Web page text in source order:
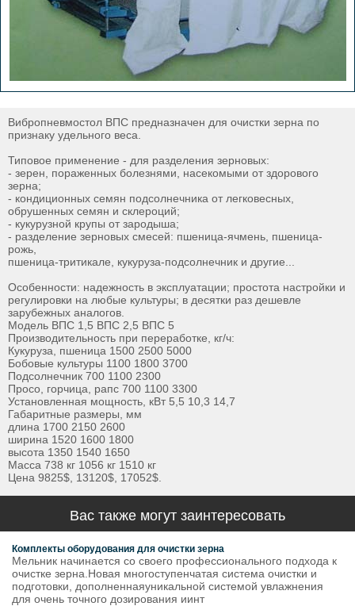
Вибропневмостол ВПС предназначен для очистки зерна по
признаку удельного веса.
Типовое применение - для разделения зерновых:
- зерен, пораженных болезнями, насекомыми от здорового
зерна;
- кондиционных семян подсолнечника от легковесных,
обрушенных семян и склероций;
- кукурузной крупы от зародыша;
- разделение зерновых смесей: пшеница-ячмень, пшеница-
рожь,
пшеница-тритикале, кукуруза-подсолнечник и другие...
Особенности: надежность в эксплуатации; простота настройки и
регулировки на любые культуры; в десятки раз дешевле
зарубежных аналогов.
Модель ВПС 1,5 ВПС 2,5 ВПС 5
Производительность при переработке, кг/ч:
Кукуруза, пшеница 1500 2500 5000
Бобовые культуры 1100 1800 3700
Подсолнечник 700 1100 2300
Просо, горчица, рапс 700 1100 3300
Установленная мощность, кВт 5,5 10,3 14,7
Габаритные размеры, мм
длина 1700 2150 2600
ширина 1520 1600 1800
высота 1350 1540 1650
Масса 738 кг 1056 кг 1510 кг
Цена 9825$, 13120$, 17052$.
Вас также могут заинтересовать
Комплекты оборудования для очистки зерна
Мельник начинается со своего профессионального подхода к
очистке зерна.Новая многоступенчатая система очистки и
подготовки, дополненнаяуникальной системой увлажнения
для очень точного дозирования иинт